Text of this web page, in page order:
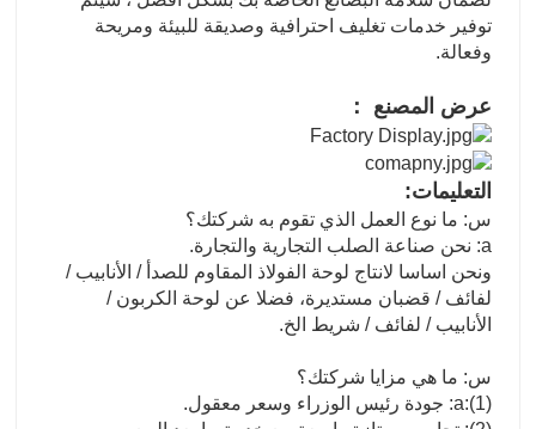
توفير خدمات تغليف احترافية وصديقة للبيئة ومريحة
وفعالة.
عرض المصنع ：
التعليمات:
س: ما نوع العمل الذي تقوم به شركتك؟
a: نحن صناعة الصلب التجارية والتجارة.
ونحن اساسا لانتاج لوحة الفولاذ المقاوم للصدأ / الأنابيب /
لفائف / قضبان مستديرة، فضلا عن لوحة الكربون /
الأنابيب / لفائف / شريط الخ.
س: ما هي مزايا شركتك؟
a:(1): جودة رئيس الوزراء وسعر معقول.